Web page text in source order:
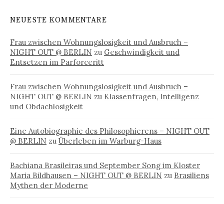
NEUESTE KOMMENTARE
Frau zwischen Wohnungslosigkeit und Ausbruch –
NIGHT OUT @ BERLIN zu Geschwindigkeit und
Entsetzen im Parforceritt
Frau zwischen Wohnungslosigkeit und Ausbruch –
NIGHT OUT @ BERLIN zu Klassenfragen, Intelligenz
und Obdachlosigkeit
Eine Autobiographie des Philosophierens – NIGHT OUT
@ BERLIN zu Überleben im Warburg-Haus
Bachiana Brasileiras und September Song im Kloster
Maria Bildhausen – NIGHT OUT @ BERLIN zu Brasiliens
Mythen der Moderne